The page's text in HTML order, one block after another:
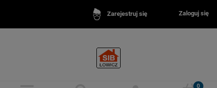
Zarejestruj się Zaloguj się